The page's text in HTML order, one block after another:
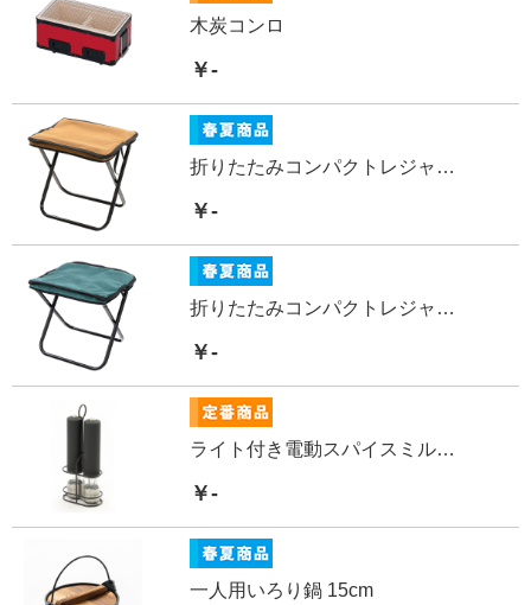
木炭コンロ
￥-
折りたたみコンパクトレジャーチェア
￥-
折りたたみコンパクトレジャーチェア
￥-
ライト付き電動スパイスミルスタンドセット
￥-
一人用いろり鍋 15cm